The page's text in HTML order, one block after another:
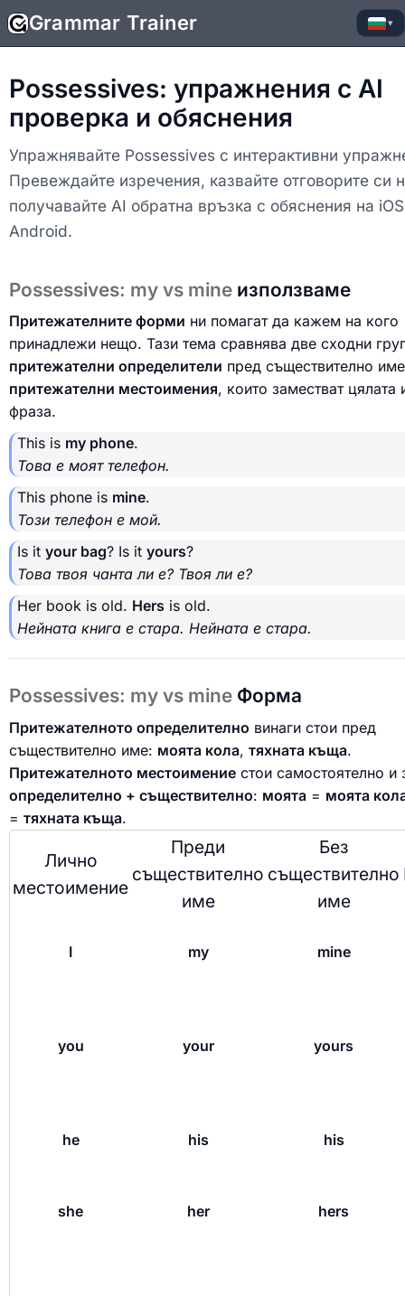
Grammar Trainer ▾
Possessives: упражнения с AI
проверка и обяснения
Упражнявайте Possessives с интерактивни
Превеждайте изречения, казвайте отговорите си
получавайте AI обратна връзка с обяснения на
Android.
Possessives: my vs mine използваме
Притежателните форми ни помагат да кажем на кого
принадлежи нещо. Тази тема сравнява две сходни
притежателни определители пред съществително
притежателни местоимения, които заместват цялата
фраза.
This is my phone.
Това е моят телефон.
This phone is mine.
Този телефон е мой.
Is it your bag? Is it yours?
Това твоя чанта ли е? Твоя ли е?
Her book is old. Hers is old.
Нейната книга е стара. Нейната е стара.
Possessives: my vs mine Форма
Притежателното определително винаги стои пред
съществително име: моята кола, тяхната къща.
Притежателното местоимение стои самостоятелно и
определително + съществително: моята = моята
= тяхната къща.
Лично
местоимение
Преди
съществително
име
Без
съществително
име
I my mine
you your yours
he his his
she her hers